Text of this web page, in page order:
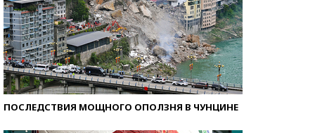
ПОСЛЕДСТВИЯ МОЩНОГО ОПОЛЗНЯ В ЧУНЦИНЕ